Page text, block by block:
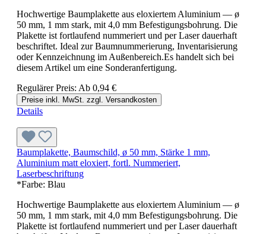
Hochwertige Baumplakette aus eloxiertem Aluminium — ø
50 mm, 1 mm stark, mit 4,0 mm Befestigungsbohrung. Die
Plakette ist fortlaufend nummeriert und per Laser dauerhaft
beschriftet. Ideal zur Baumnummerierung, Inventarisierung
oder Kennzeichnung im Außenbereich.Es handelt sich bei
diesem Artikel um eine Sonderanfertigung.
Regulärer Preis: Ab 0,94 €
Preise inkl. MwSt. zzgl. Versandkosten
Details
Baumplakette, Baumschild, ø 50 mm, Stärke 1 mm,
Aluminium matt eloxiert, fortl. Nummeriert,
Laserbeschriftung
*Farbe: Blau
Hochwertige Baumplakette aus eloxiertem Aluminium — ø
50 mm, 1 mm stark, mit 4,0 mm Befestigungsbohrung. Die
Plakette ist fortlaufend nummeriert und per Laser dauerhaft